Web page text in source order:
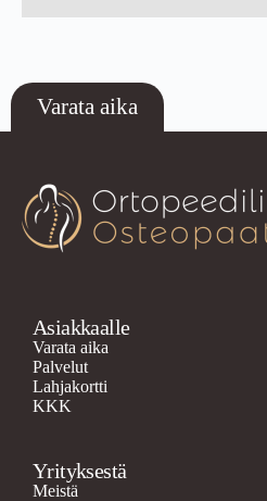
Varata aika
Asiakkaalle
Varata aika
Palvelut
Lahjakortti
KKK
Yrityksestä
Meistä